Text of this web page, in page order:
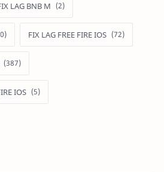
LAG BNB M
FIX LAG FREE FIRE IOS
IOS